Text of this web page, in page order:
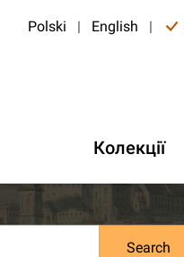
Polski | English |
Колекції
Search